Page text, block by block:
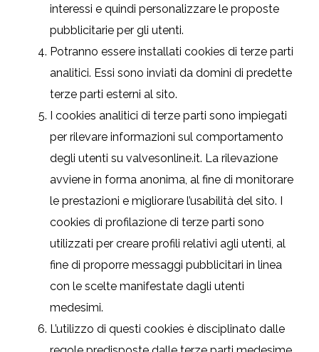
interessi e quindi personalizzare le proposte
pubblicitarie per gli utenti.
Potranno essere installati cookies di terze parti
analitici. Essi sono inviati da domini di predette
terze parti esterni al sito.
I cookies analitici di terze parti sono impiegati
per rilevare informazioni sul comportamento
degli utenti su valvesonline.it. La rilevazione
avviene in forma anonima, al fine di monitorare
le prestazioni e migliorare l’usabilità del sito. I
cookies di profilazione di terze parti sono
utilizzati per creare profili relativi agli utenti, al
fine di proporre messaggi pubblicitari in linea
con le scelte manifestate dagli utenti
medesimi.
L’utilizzo di questi cookies è disciplinato dalle